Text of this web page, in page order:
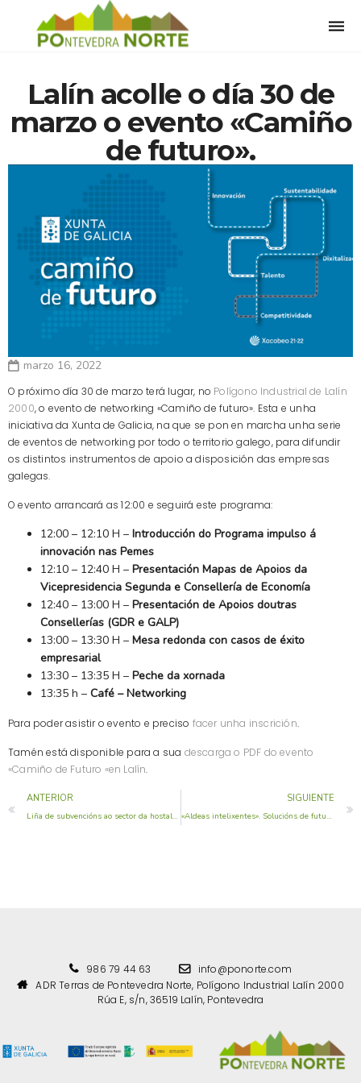
Lalín acolle o día 30 de
marzo o evento «Camiño
de futuro».
marzo 16, 2022
O próximo día 30 de marzo terá lugar, no Polígono Industrial de Lalín
2000, o evento de networking «Camiño de futuro». Esta e unha
iniciativa da Xunta de Galicia, na que se pon en marcha unha serie
de eventos de networking por todo o territorio galego, para difundir
os distintos instrumentos de apoio a disposición das empresas
galegas.
O evento arrancará as 12:00 e seguirá este programa:
12:00 – 12:10 H – Introducción do Programa impulso á
innovación nas Pemes
12:10 – 12:40 H – Presentación Mapas de Apoios da
Vicepresidencia Segunda e Consellería de Economía
12:40 – 13:00 H – Presentación de Apoios doutras
Consellerías (GDR e GALP)
13:00 – 13:30 H – Mesa redonda con casos de éxito
empresarial
13:30 – 13:35 H – Peche da xornada
13:35 h – Café – Networking
Para poder asistir o evento e preciso facer unha inscrición.
Tamén está disponible para a sua descarga o PDF do evento
«Camiño de Futuro «en Lalín.
ANTERIOR
Liña de subvencións ao sector da hostaleria para investimentos en equipamentos post covid .
SIGUIENTE
«Aldeas intelixentes». Solucións de futuro para aldeas sostenibles
986 79 44 63
info@ponorte.com
ADR Terras de Pontevedra Norte, Polígono Industrial Lalín 2000
Rúa E, s/n, 36519 Lalín, Pontevedra